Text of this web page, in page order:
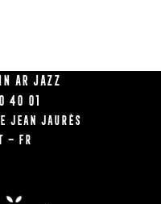
Ar Jazz
40 01
Jean Jaurès
– FR